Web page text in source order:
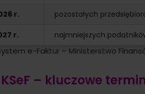
r. pozostałych
r. najmniejszych
e-Faktur – Ministerstwo
– kluczowe